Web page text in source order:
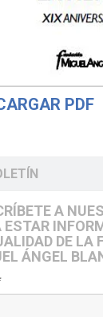
PDF
A
ESTAR
DE LA
ÁNGEL